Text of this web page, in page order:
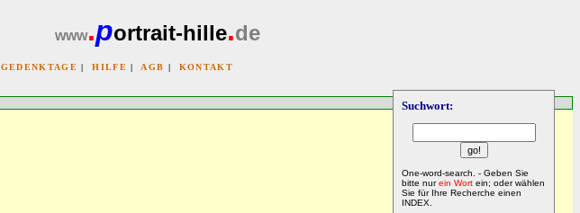
www.portrait-hille.de
GEDENKTAGE |HILFE | AGB | KONTAKT
Suchwort:
One-word-search. - Geben Sie
bitte nurein Wort ein; oder wählen
Sie für Ihre Recherche einen
INDEX.